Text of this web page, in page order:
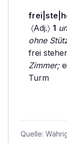
〈Adj.〉 1
ohne
frei
Zimmer;
Turm
Quelle: